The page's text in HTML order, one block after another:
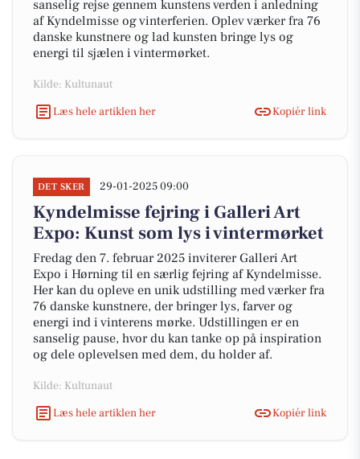
sanselig rejse gennem kunstens verden i anledning
af Kyndelmisse og vinterferien. Oplev værker fra 76
danske kunstnere og lad kunsten bringe lys og
energi til sjælen i vintermørket.
Kilde: Kultunaut
Læs hele artiklen her
Kopiér link
DET SKER 29-01-2025 09:00
Kyndelmisse fejring i Galleri Art
Expo: Kunst som lys i vintermørket
Fredag den 7. februar 2025 inviterer Galleri Art
Expo i Hørning til en særlig fejring af Kyndelmisse.
Her kan du opleve en unik udstilling med værker fra
76 danske kunstnere, der bringer lys, farver og
energi ind i vinterens mørke. Udstillingen er en
sanselig pause, hvor du kan tanke op på inspiration
og dele oplevelsen med dem, du holder af.
Kilde: Kultunaut
Læs hele artiklen her
Kopiér link